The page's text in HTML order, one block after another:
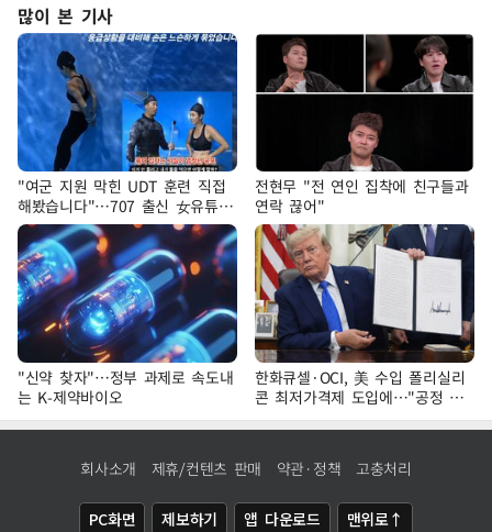
많이 본 기사
"여군 지원 막힌 UDT 훈련 직접
해봤습니다"…707 출신 女유튜버
'완벽 소화'
전현무 "전 연인 집착에 친구들과
연락 끊어"
"신약 찾자"…정부 과제로 속도내
는 K-제약바이오
한화큐셀·OCI, 美 수입 폴리실리
콘 최저가격제 도입에…"공정 경
쟁·수익성 개선 환영"
회사소개 제휴/컨텐츠 판매 약관·정책 고충처리
PC화면 제보하기 앱 다운로드 맨위로↑